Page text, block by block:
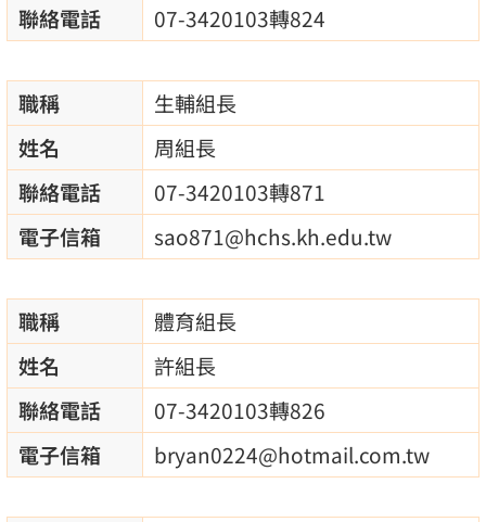
聯絡電話
07-3420103轉824
職稱
生輔組長
姓名
周組長
聯絡電話
07-3420103轉871
電子信箱
sao871@hchs.kh.edu.tw
職稱
體育組長
姓名
許組長
聯絡電話
07-3420103轉826
電子信箱
bryan0224@hotmail.com.tw